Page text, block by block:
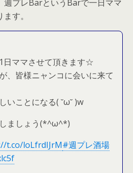
週プレBarというBarで一日ママ
す。
日ママさせて頂きます☆
、皆様ニャンコに会いに来て
いことになる( ˘ω˘ )w
ましょう(*^ω^*)
t.co/loLfrdIJrM#週プレ酒場